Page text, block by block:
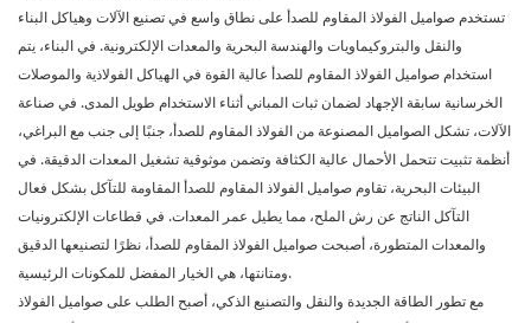
تستخدم صواميل الفولاذ المقاوم للصدأ على نطاق واسع في تصنيع الآلات وهياكل البناء
والنقل والبتروكيماويات والهندسة البحرية والمعدات الإلكترونية. في البناء، يتم
استخدام صواميل الفولاذ المقاوم للصدأ عالية القوة في الهياكل الفولاذية والموصلات
الخرسانية سابقة الإجهاد لضمان ثبات المباني أثناء الاستخدام طويل المدى. في صناعة
الآلات، تشكل الصواميل المصنوعة من الفولاذ المقاوم للصدأ، جنبًا إلى جنب مع البراغي،
أنظمة تثبيت تتحمل الأحمال عالية الكثافة وتضمن موثوقية تشغيل المعدات الدقيقة. في
البيئات البحرية، تقاوم صواميل الفولاذ المقاوم للصدأ المقاومة للتآكل بشكل فعال
التآكل الناتج عن رش الملح، مما يطيل عمر المعدات. في قطاعات الإلكترونيات
والمعدات المتطورة، أصبحت صواميل الفولاذ المقاوم للصدأ، نظرًا لتصنيعها الدقيق
ومتانتها، هي الخيار المفضل للمكونات الرئيسية.
مع تطور الطاقة الجديدة والنقل والتصنيع الذكي، أصبح الطلب على صواميل الفولاذ